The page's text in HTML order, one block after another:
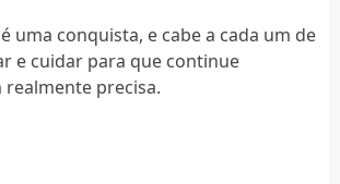
uma conquista, e cabe a cada um de
e cuidar para que continue
precisa.